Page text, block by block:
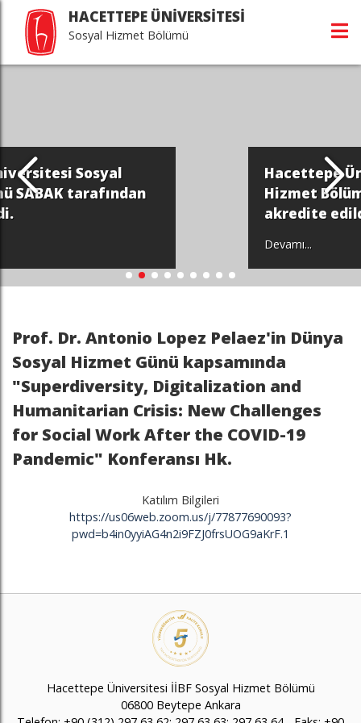
HACETTEPE ÜNİVERSİTESİ
Sosyal Hizmet Bölümü
Hacettepe Üniversitesi Sosyal
Hizmet Bölümü, SABAK
Prof. Dr. Antonio Lopez Pelaez'in Dünya
Sosyal Hizmet Günü kapsamında
"Superdiversity, Digitalization and
Humanitarian Crisis: New Challenges
for Social Work After the COVID-19
Pandemic" Konferansı Hk.
Katılım Bilgileri
https://us06web.zoom.us/j/77877690093?
pwd=b4in0yyiAG4n2i9FZJ0frsUOG9aKrF.1
Hacettepe Üniversitesi İİBF Sosyal Hizmet Bölümü
06800 Beytepe Ankara